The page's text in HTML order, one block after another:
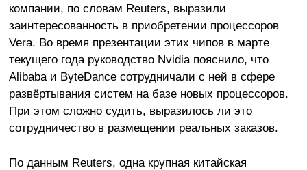
компании, по словам Reuters, выразили
заинтересованность в приобретении процессоров
Vera. Во время презентации этих чипов в марте
текущего года руководство Nvidia пояснило, что
Alibaba и ByteDance сотрудничали с ней в сфере
развёртывания систем на базе новых процессоров.
При этом сложно судить, выразилось ли это
сотрудничество в размещении реальных заказов.
По данным Reuters, одна крупная китайская